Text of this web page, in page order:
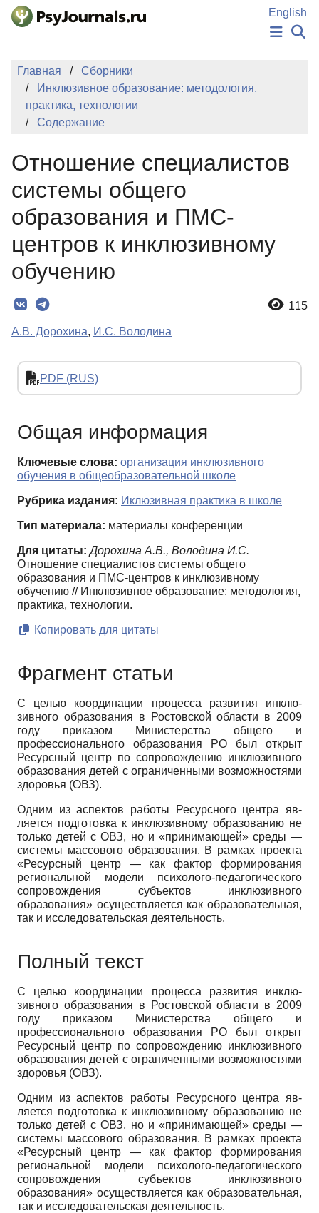
Перейти к основному содержанию
English
НОВОСТИ
Регистрация
Вход
Главная
Сборники
Инклюзивное образование: методология,
практика, технологии
Содержание
Отношение специалистов
системы общего
образования и ПМС-
центров к инклюзивному
обучению
115
А.В. Дорохина, И.С. Володина
PDF (RUS)
Общая информация
Ключевые слова: организация инклюзивного
обучения в общеобразовательной школе
Рубрика издания: Иклюзивная практика в школе
Тип материала: материалы конференции
Для цитаты: Дорохина А.В., Володина И.С.
Отношение специалистов системы общего
образования и ПМС-центров к инклюзивному
обучению // Инклюзивное образование: методология,
практика, технологии.
Копировать для цитаты
Фрагмент статьи
С целью координации процесса развития инклю­
зивного образования в Ростовской области в 2009
году приказом Министерства общего и
профессионального образования РО был открыт
Ресурсный центр по со­провождению инклюзивного
образования детей с ог­раниченными возможностями
здоровья (ОВЗ).
Одним из аспектов работы Ресурсного центра яв­
ляется подготовка к инклюзивному образованию не
только детей с ОВЗ, но и «принимающей» среды —
си­стемы массового образования. В рамках проекта
«Ре­сурсный центр — как фактор формирования
регио­нальной модели психолого-педагогического
сопро­вождения субъектов инклюзивного
образования» осу­ществляется как образовательная,
так и исследова­тельская деятельность.
Полный текст
С целью координации процесса развития инклю­
зивного образования в Ростовской области в 2009
году приказом Министерства общего и
профессионального образования РО был открыт
Ресурсный центр по со­провождению инклюзивного
образования детей с ог­раниченными возможностями
здоровья (ОВЗ).
Одним из аспектов работы Ресурсного центра яв­
ляется подготовка к инклюзивному образованию не
только детей с ОВЗ, но и «принимающей» среды —
си­стемы массового образования. В рамках проекта
«Ре­сурсный центр — как фактор формирования
регио­нальной модели психолого-педагогического
сопро­вождения субъектов инклюзивного
образования» осу­ществляется как образовательная,
так и исследова­тельская деятельность.